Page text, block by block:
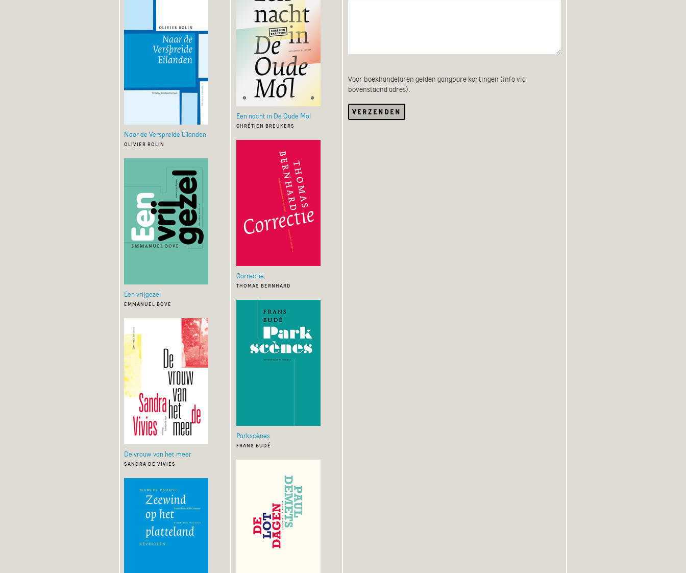
Naar de Verspreide Eilanden
olivier rolin
Een vrijgezel
emmanuel bove
De vrouw van het meer
sandra de vivies
Een nacht in De Oude Mol
chrétien breukers
Correctie
thomas bernhard
Parkscènes
frans budé
Voor boekhandelaren gelden gangbare kortingen (info via
bovenstaand adres).